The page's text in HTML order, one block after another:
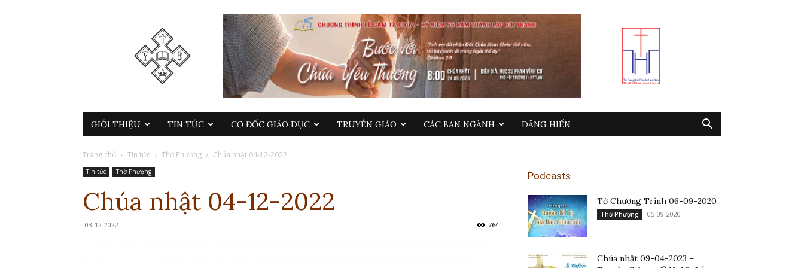
GIỚI THIỆU TIN TỨC CƠ ĐỐC GIÁO DỤC TRUYỀN GIÁO CÁC BAN NGÀNH DÂNG HIẾN
Trang chủ Tin tức Thờ Phượng Chúa nhật 04-12-2022
Tin tức Thờ Phượng
Chúa nhật 04-12-2022
03-12-2022 764
Podcasts
Tờ Chương Trình 06-09-2020
Thờ Phượng 05-09-2020
Chúa nhật 09-04-2023 –